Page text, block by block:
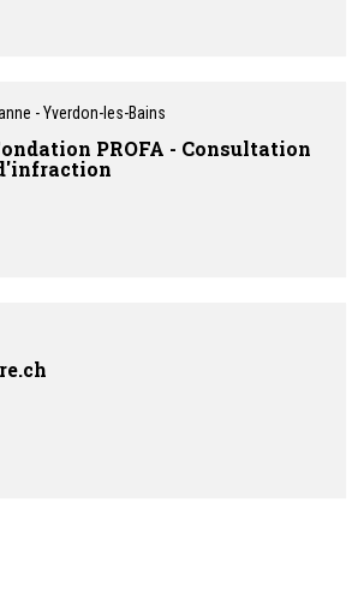
- Yverdon-les-Bains
PROFA - Consultation